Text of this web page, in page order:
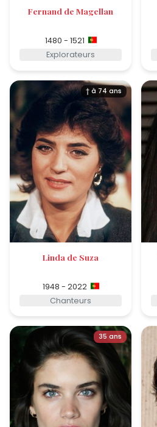
Fernand de Magellan
1480 - 1521
Explorateurs
† à 74 ans
Linda de Suza
1948 - 2022
Chanteurs
35 ans